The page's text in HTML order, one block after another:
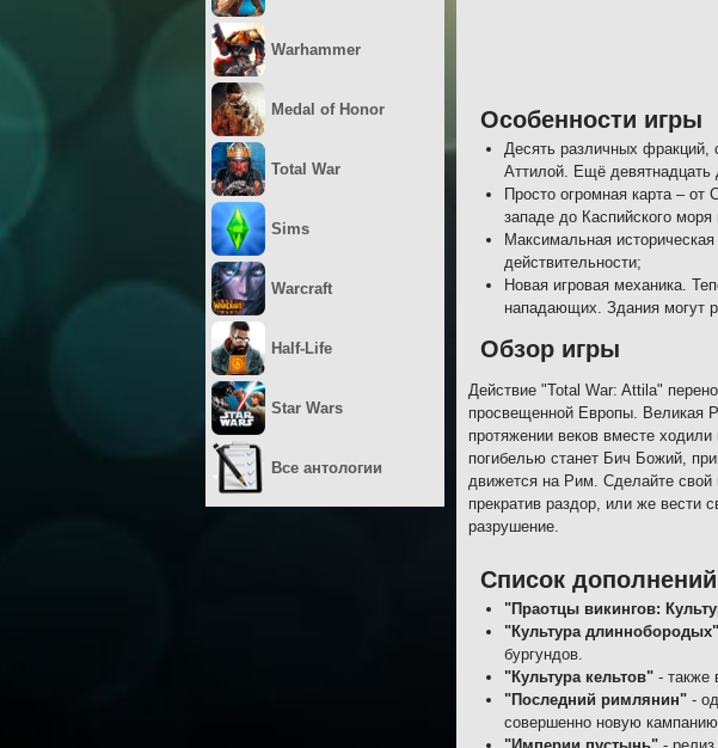
Особенности игры
Десять различных фракций,
Аттилой. Ещё девятнадцать
Просто огромная карта –
западе до Каспийского моря
Максимальная
действительности;
Новая игровая механика.
нападающих. Здания могут
Обзор игры
Действие "Total War: Attila"
просвещенной Европы. Великая
протяжении веков вместе
погибелью станет Бич Божий,
движется на Рим. Сделайте свой
прекратив раздор, или же вести
разрушение.
Список
"Праотцы викингов:
"Культура длиннобородых"
бургундов.
"Культура кельтов" - также
"Последний римлянин" -
совершенно новую кампанию
Warhammer
Medal of Honor
Total War
Sims
Warcraft
Half-Life
Star Wars
Все антологии